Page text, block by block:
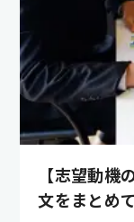
【志望動機
文をまとめ